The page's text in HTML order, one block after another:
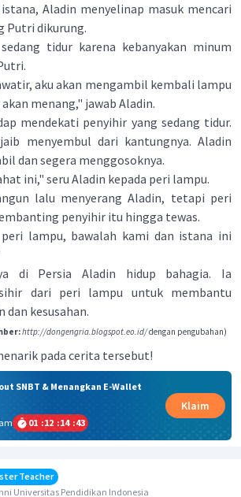
Aladin menyelinap masuk mencari
Putri dikurung.
tidur karena kebanyakan minum
aku akan mengambil kembali lampu
menang," jawab Aladin.
mendekati penyihir yang sedang tidur.
menyembul dari kantungnya. Aladin
dan segera menggosoknya.
ini," seru Aladin kepada peri lampu.
lalu menyerang Aladin, tetapi peri
penyihir itu hingga tewas.
lampu, bawalah kami dan istana ini
Persia Aladin hidup bahagia. Ia
sihir dari peri lampu untuk membantu
kesusahan.
http://dongengria.blogspot.eo.id/dengan pengubahan)
pada cerita tersebut!
SNBT & Menangkan E-Wallet
01 :12 :14 :43
Klaim
Teacher
Universitas Pendidikan Indonesia